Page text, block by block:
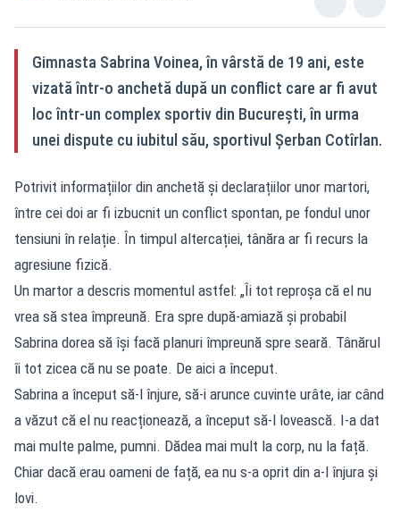
Gimnasta Sabrina Voinea, în vârstă de 19 ani, este
vizată într-o anchetă după un conflict care ar fi avut
loc într-un complex sportiv din București, în urma
unei dispute cu iubitul său, sportivul Șerban Cotîrlan.
Potrivit informațiilor din anchetă și declarațiilor unor martori,
între cei doi ar fi izbucnit un conflict spontan, pe fondul unor
tensiuni în relație. În timpul altercației, tânăra ar fi recurs la
agresiune fizică.
Un martor a descris momentul astfel: „Îi tot reproșa că el nu
vrea să stea împreună. Era spre după-amiază și probabil
Sabrina dorea să își facă planuri împreună spre seară. Tânărul
îi tot zicea că nu se poate. De aici a început.
Sabrina a început să-l înjure, să-i arunce cuvinte urâte, iar când
a văzut că el nu reacționează, a început să-l lovească. I-a dat
mai multe palme, pumni. Dădea mai mult la corp, nu la față.
Chiar dacă erau oameni de față, ea nu s-a oprit din a-l înjura și
lovi.